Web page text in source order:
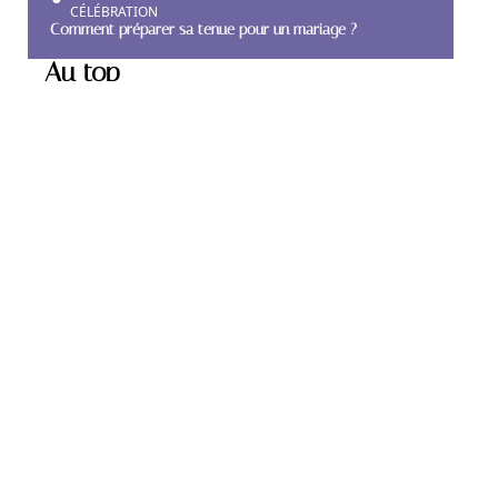
CÉLÉBRATION
Comment préparer sa tenue pour un mariage ?
Au top